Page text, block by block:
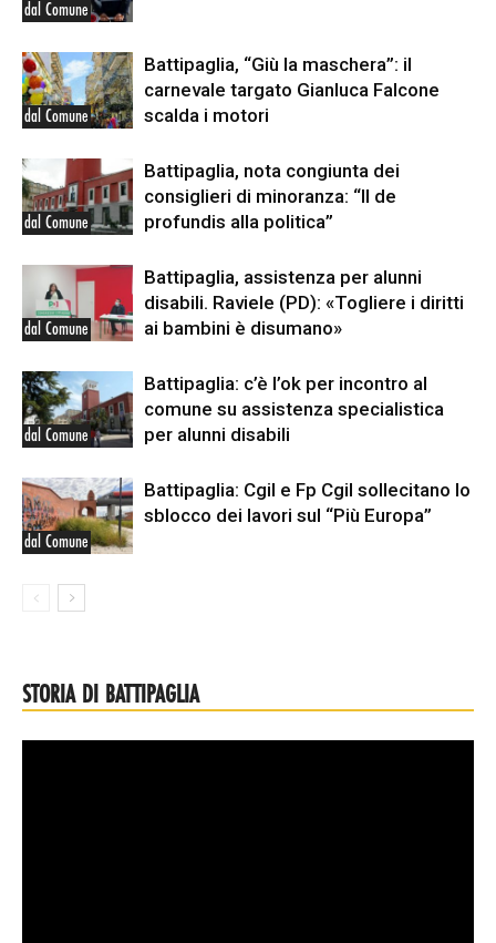
dal Comune
dal Comune
Battipaglia, “Giù la maschera”: il
carnevale targato Gianluca Falcone
scalda i motori
dal Comune
Battipaglia, nota congiunta dei
consiglieri di minoranza: “Il de
profundis alla politica”
dal Comune
Battipaglia, assistenza per alunni
disabili. Raviele (PD): «Togliere i diritti
ai bambini è disumano»
dal Comune
Battipaglia: c’è l’ok per incontro al
comune su assistenza specialistica
per alunni disabili
dal Comune
Battipaglia: Cgil e Fp Cgil sollecitano lo
sblocco dei lavori sul “Più Europa”
STORIA DI BATTIPAGLIA